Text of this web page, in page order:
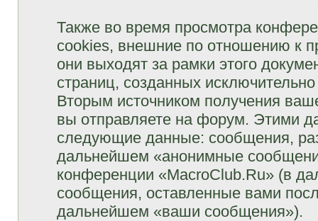
Также во время просмотра
cookies, внешние по отношению к
они выходят за рамки этого
страниц, созданных
Вторым источником получения
вы отправляете на форум. Этими
следующие данные: сообщения,
дальнейшем «анонимные
конференции «MacroClub.Ru» (в
сообщения, оставленные вами
дальнейшем «ваши сообщения»).